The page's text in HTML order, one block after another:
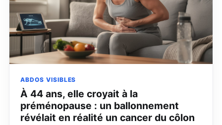
ABDOS VISIBLES
À 44 ans, elle croyait à la
préménopause : un ballonnement
révélait en réalité un cancer du côlon